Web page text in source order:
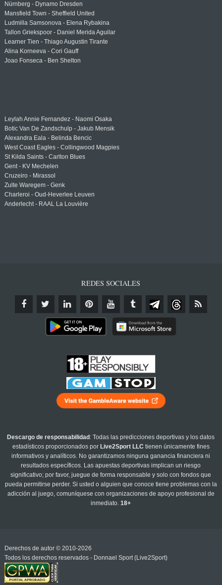
Nürnberg - Dynamo Dresden
Mansfield Town - Sheffield United
Ludmilla Samsonova - Elena Rybakina
Tallon Griekspoor - Daniel Merida Aguilar
Learner Tien - Thiago Augustin Tirante
Alina Korneeva - Cori Gauff
Joao Fonseca - Ben Shelton
Leylah Annie Fernandez - Naomi Osaka
Botic Van De Zandschulp - Jakub Mensik
Alexandra Eala - Belinda Bencic
West Coast Eagles - Collingwood Magpies
St Kilda Saints - Carlton Blues
Gent - KV Mechelen
Cruzeiro - Mirassol
Zulte Waregem - Genk
Charleroi - Oud-Heverlee Leuven
Anderlecht - RAAL La Louvière
REDES SOCIALES
Descargo de responsabilidad : Todas las predicciones deportivas y los datos
estadísticos proporcionados por Live2Sport LLC tienen únicamente fines
informativos y analíticos. No garantizamos ninguna ganancia financiera ni
resultados específicos. Las apuestas deportivas implican un riesgo
significativo; por favor, juegue de forma responsable y solo con fondos que
pueda permitirse perder. Si usted o alguien que conoce tiene problemas con la
adicción al juego, comuníquese con organizaciones de apoyo profesional de
inmediato.18+
Derechos de autor © 2010-2026
Todos los derechos reservados - Donnael Sport (Live2Sport)